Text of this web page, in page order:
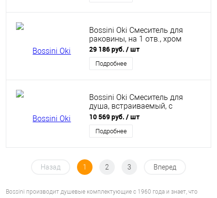
Bossini Oki Смеситель для
раковины, на 1 отв., хром
29 186 руб. / шт
Подробнее
Bossini Oki Смеситель для
душа, встраиваемый, с
девиаторм 1/2/3/4/5, цвет:
хром
10 569 руб. / шт
Подробнее
Назад 1 2 3 Вперед
Bossini производит душевые комплектующие с 1960 года и знает, что